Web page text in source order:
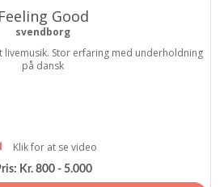
Feeling Good
svendborg
livemusik. Stor erfaring med underholdning
på dansk
Klik for at se video
Kr. 800 - 5.000